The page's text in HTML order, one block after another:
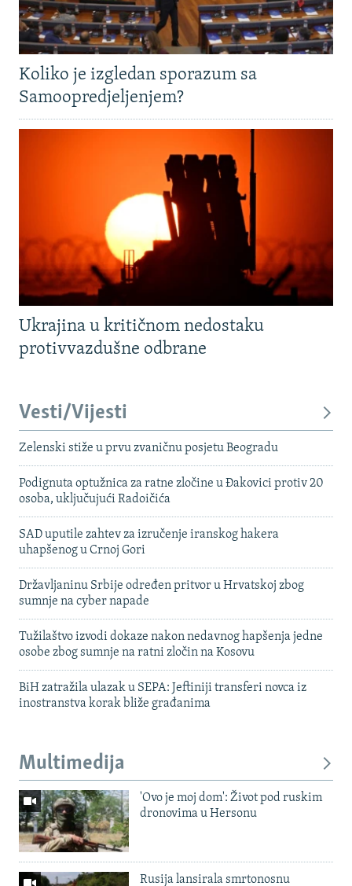
Koliko je izgledan sporazum sa
Samoopredjeljenjem?
Ukrajina u kritičnom nedostaku
protivvazdušne odbrane
Vesti/Vijesti
Zelenski stiže u prvu zvaničnu posjetu Beogradu
Podignuta optužnica za ratne zločine u Đakovici protiv 20
osoba, uključujući Radoičića
SAD uputile zahtev za izručenje iranskog hakera
uhapšenog u Crnoj Gori
Državljaninu Srbije određen pritvor u Hrvatskoj zbog
sumnje na cyber napade
Tužilaštvo izvodi dokaze nakon nedavnog hapšenja jedne
osobe zbog sumnje na ratni zločin na Kosovu
BiH zatražila ulazak u SEPA: Jeftiniji transferi novca iz
inostranstva korak bliže građanima
Multimedija
'Ovo je moj dom': Život pod ruskim
dronovima u Hersonu
Rusija lansirala smrtonosnu